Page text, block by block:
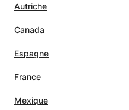
Autriche
Canada
Espagne
France
Mexique